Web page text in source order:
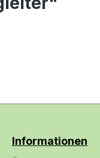
Informationen